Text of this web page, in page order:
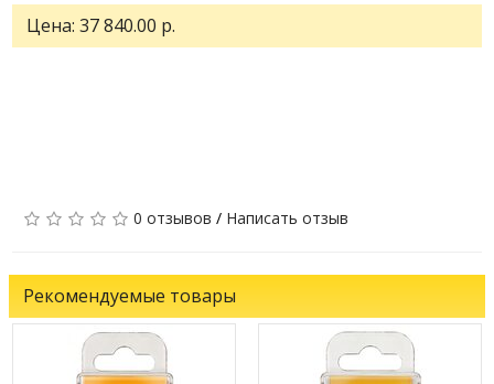
Цена: 37 840.00 р.
0 отзывов / Написать отзыв
Рекомендуемые товары